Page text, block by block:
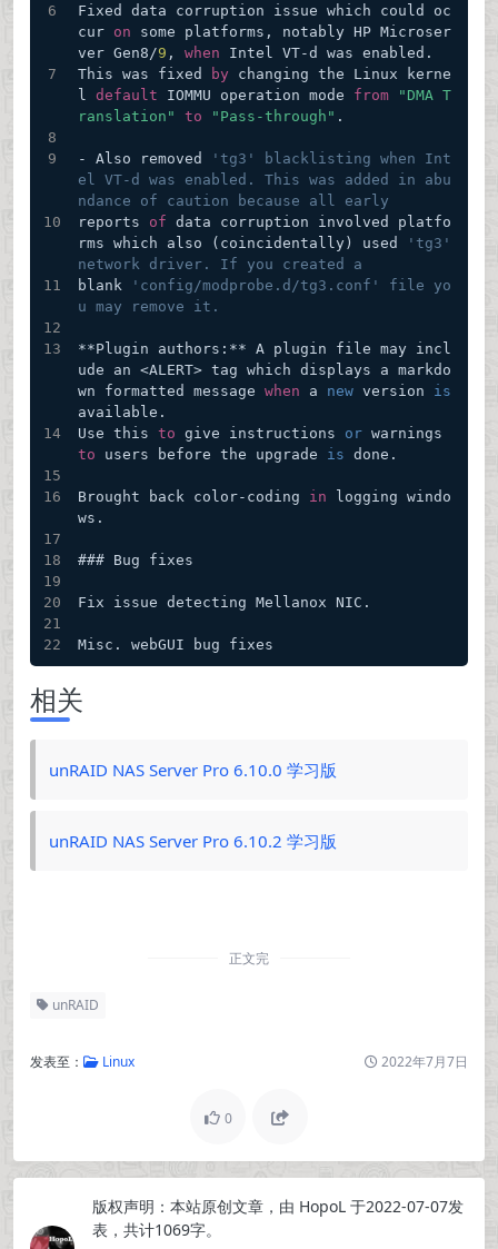
Fixed data corruption issue which could oc
cur on some platforms, notably HP Microser
ver Gen8/9 , when Intel VT-d was enabled.
This was fixed
by changing the Linux kerne
l default IOMMU operation mode from
"DMA T
ranslation"
to "Pass-through" .
- Also removed
'tg3' blacklisting when Int
el VT-d was enabled. This was added in abu
ndance of caution because all early
reports of data corruption involved platfo
rms which also (coincidentally) used
'tg3'
network driver. If you created a
blank
'config/modprobe.d/tg3.conf' file yo
u may remove it.
**Plugin authors:** A plugin file may incl
ude an <ALERT> tag which displays a markdo
wn formatted message when a new version is
available.
Use this to give instructions or
to users before the upgrade is done.
Brought back color-coding in logging windo
ws.
### Bug fixes
Fix issue detecting Mellanox NIC.
Misc. webGUI bug fixes
相关
unRAID NAS Server Pro 6.10.0 学习版
unRAID NAS Server Pro 6.10.2 学习版
正文完
unRAID
发表至： Linux 2022年7月7日
0
版权声明： 本站原创文章，由 HopoL 于2022-07-07发
表，共计1069字。